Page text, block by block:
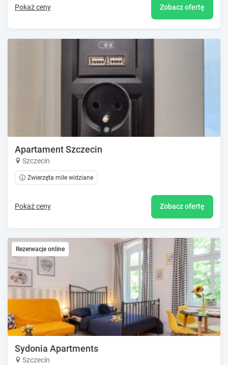
Pokaż ceny Zobacz ofertę
Apartament Szczecin
Szczecin
Zwierzęta mile widziane
Pokaż ceny Zobacz ofertę
Rezerwacje online
Sydonia Apartments
Szczecin